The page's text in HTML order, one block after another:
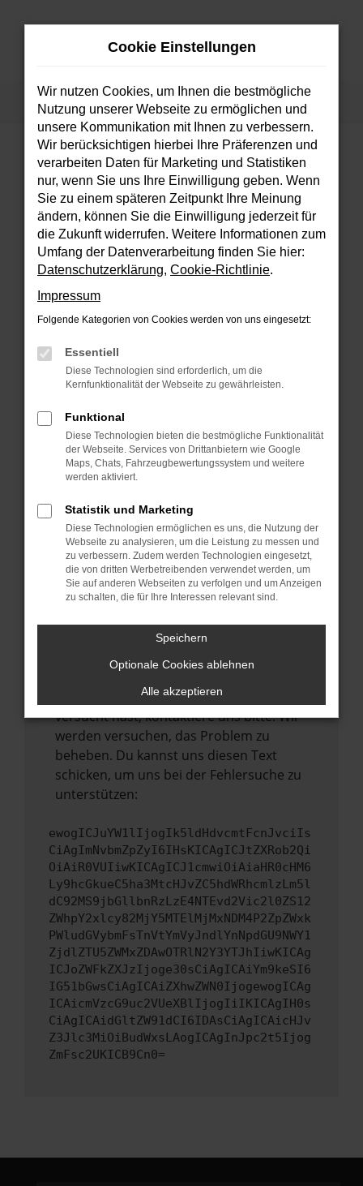
Zum
Startseite Fahrzeugsuche
FEHLER: NETWORK ERROR
Beim Laden ist ein Fehler aufgetreten.
Hier sind ein paar Tipps, die dir helfen können:
Überprüfe deine Firewall und deine
Internetverbindung.
Laden andere Webseiten, zum Beispiel
deine Suchmaschine?
Prüfe deine Browsererweiterungen.
Manche Erweiterungen, wie Werbeblocker,
können das Laden bestimmter Seiten
anderen Browser oder in einem privaten
Fenster?
Starte dein Gerät neu.
vorübergehende Probleme zu beheben.
Stelle sicher, dass dein Browser und dein
Betriebssystem auf dem neuesten Stand
sind.
Veraltete Software birgt nicht nur ein
führen, dass bestimmte Funktionen nicht
Wende dich an den Webseitenbetreiber.
Wenn du alle oben genannten Schritte
versucht hast, kontaktiere uns bitte. Wir
werden versuchen, das Problem zu
beheben. Du kannst uns diesen Text
schicken, um uns bei der Fehlersuche zu
unterstützen:
ewogICJuYW1lIjogIk5ldHdvcmtFcnJvciIs
CiAgImNvbmZpZyI6IHsKICAgICJtZXRob2Qi
OiAiR0VUIiwKICAgICJ1cmwiOiAiaHR0cHM6
Ly9hcGkueC5ha3MtcHJvZC5hdWRhcmlzLm5l
dC92MS9jbGllbnRzLzE4NTEvd2Vic2l0ZS12
ZWhpY2xlcy82MjY5MTElMjMxNDM4P2ZpZWxk
PWludGVybmFsTnVtYmVyJndlYnNpdGU9NWY1
ZjdlZTU5ZWMxZDAwOTRlN2Y3YTJhIiwKICAg
ICJoZWFkZXJzIjoge30sCiAgICAiYm9keSI6
IG51bGwsCiAgICAiZXhwZWN0IjogewogICAg
ICAicmVzcG9uc2VUeXBlIjogIiIKICAgIH0s
CiAgICAidGltZW91dCI6IDAsCiAgICAicHJv
Z3Jlc3MiOiBudWxsLAogICAgInJpc2t5Ijog
ZmFsc2UKICB9Cn0=
Cookie Einstellungen
Wir nutzen Cookies, um Ihnen die bestmögliche
Nutzung unserer Webseite zu ermöglichen und
unsere Kommunikation mit Ihnen zu verbessern.
Wir berücksichtigen hierbei Ihre Präferenzen und
verarbeiten Daten für Marketing und Statistiken
nur, wenn Sie uns Ihre Einwilligung geben. Wenn
Sie zu einem späteren Zeitpunkt Ihre Meinung
ändern, können Sie die Einwilligung jederzeit für
die Zukunft widerrufen. Weitere Informationen zum
Umfang der Datenverarbeitung finden Sie hier:
Datenschutzerklärung, Cookie-Richtlinie.
Impressum
Folgende Kategorien von Cookies werden von uns eingesetzt:
Essentiell
Diese Technologien sind erforderlich, um die
Kernfunktionalität der Webseite zu gewährleisten.
Funktional
Diese Technologien bieten die bestmögliche Funktionalität
der Webseite. Services von Drittanbietern wie Google
Maps, Chats, Fahrzeugbewertungssystem und weitere
werden aktiviert.
Statistik und Marketing
Diese Technologien ermöglichen es uns, die Nutzung der
Webseite zu analysieren, um die Leistung zu messen und
zu verbessern. Zudem werden Technologien eingesetzt,
die von dritten Werbetreibenden verwendet werden, um
Sie auf anderen Webseiten zu verfolgen und um Anzeigen
zu schalten, die für Ihre Interessen relevant sind.
Speichern
Optionale Cookies ablehnen
Alle akzeptieren